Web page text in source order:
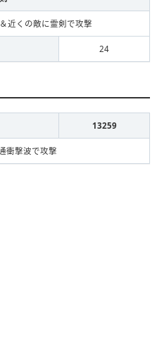
近くの敵に霊剣で攻撃
24
13259
衝撃波で攻撃